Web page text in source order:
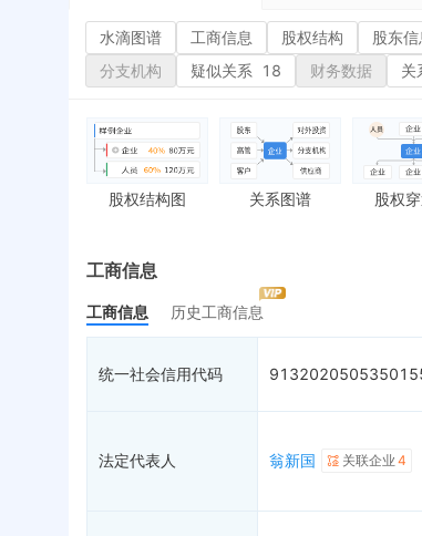
水滴图谱
工商信息
股东信息
主要人员 2
对外投资
控制企业
最终受益人
企业年报
13
分支机构
关系图谱
司法案件
立案信息
法院公告
裁判文书
送达公告
被执行人
终本案件
司法协助
破产重整
水滴图谱 工商信息 股权结构 股东信
分支机构
疑似关系 18 财务数据 关
股权结构图 关系图谱 股权
工商信息
工商信息 历史工商信息
统一社会信用代码
法定代表人 翁新国 关联企业 4